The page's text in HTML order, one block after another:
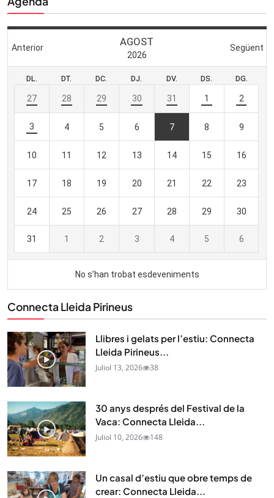
Connecta Lleida Pirineus
Llibres i gelats per l’estiu: Connecta
Lleida Pirineus...
Juliol 13, 2026 38
30 anys després del Festival de la
Vaca: Connecta Lleida...
Juliol 10, 2026 148
Un casal d’estiu que obre temps de
crear: Connecta Lleida...